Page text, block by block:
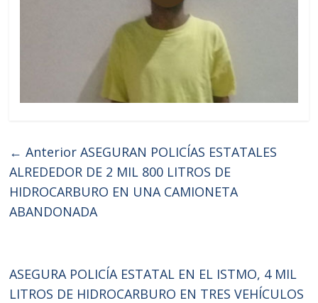
← Anterior ASEGURAN POLICÍAS ESTATALES
ALREDEDOR DE 2 MIL 800 LITROS DE
HIDROCARBURO EN UNA CAMIONETA
ABANDONADA
ASEGURA POLICÍA ESTATAL EN EL ISTMO, 4 MIL
LITROS DE HIDROCARBURO EN TRES VEHÍCULOS